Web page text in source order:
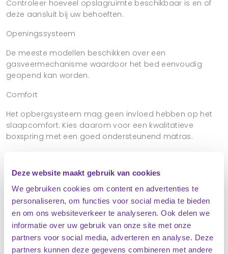
Deze website maakt gebruik van cookies
We gebruiken cookies om content en advertenties te
personaliseren, om functies voor social media te bieden
en om ons websiteverkeer te analyseren. Ook delen we
informatie over uw gebruik van onze site met onze
partners voor social media, adverteren en analyse. Deze
partners kunnen deze gegevens combineren met andere
Controleer hoeveel opslagruimte beschikbaar is en of
deze aansluit bij uw behoeften.
Openingssysteem
De meeste modellen beschikken over een
gasveermechanisme waardoor het bed eenvoudig
geopend kan worden.
Comfort
Het opbergsysteem mag geen invloed hebben op het
slaapcomfort. Kies daarom voor een kwalitatieve
boxspring met een goed ondersteunend matras.
Hoogwaardige materialen zorgen voor een langere
levensduur en een luxere uitstraling.
Afmetingen
Zorg ervoor dat de afmetingen van de boxspring
passen bij uw slaapkamer.